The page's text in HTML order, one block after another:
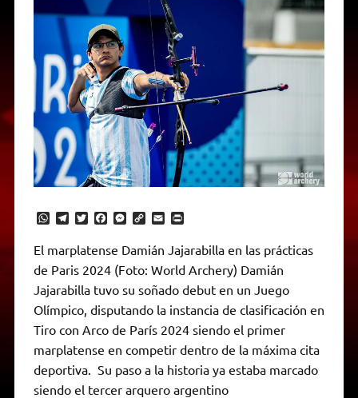
W
t
s
p
p
T
e
g
r
a
m
T
i
t
t
r
F
e
b
o
k
M
s
s
e
g
e
r
C
p
y
L
n
k
E
l
P
n
t
F
r
i
e
n
d
l
y
El marplatense Damián Jajarabilla en las prácticas
de Paris 2024 (Foto: World Archery) Damián
Jajarabilla tuvo su soñado debut en un Juego
Olímpico, disputando la instancia de clasificación en
Tiro con Arco de París 2024 siendo el primer
marplatense en competir dentro de la máxima cita
deportiva. Su paso a la historia ya estaba marcado
siendo el tercer arquero argentino